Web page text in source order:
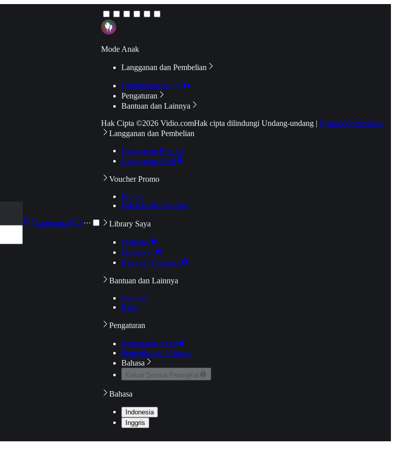
Langganan
···
Mode Anak
Langganan dan Pembelian
Hubungkan ke TV
Pengaturan
Bantuan dan Lainnya
Hak Cipta ©2026 Vidio.comHak cipta dilindungi Undang-undang | Syarat & Ketentuan
Langganan dan Pembelian
Langganan Premier
Langganan Aktif
Voucher Promo
Promo
Pakai Kode Voucher
Library Saya
Daftarku
Mengikuti
Riwayat Tontonan
Bantuan dan Lainnya
Bantuan
Blog
Pengaturan
Pengaturan Akun
Pemeriksaan Jaringan
Bahasa
Keluar Semua Perangkat
Bahasa
Indonesia
Inggris